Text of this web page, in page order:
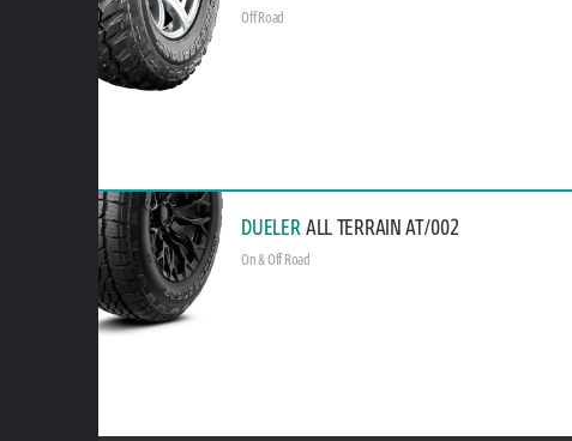
Off Road
DUELER ALL TERRAIN AT/002
On & Off Road